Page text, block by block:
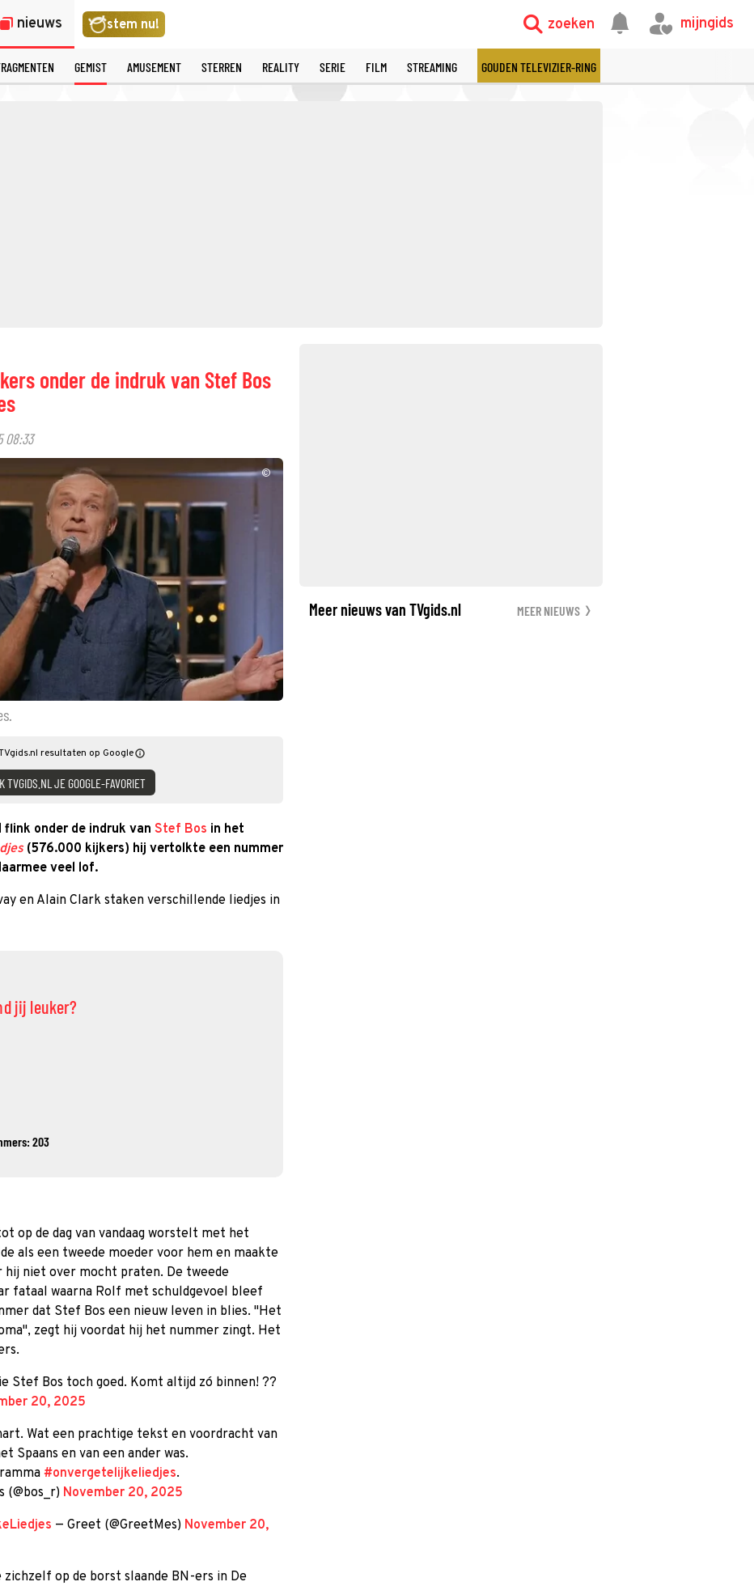
nieuws stem nu! zoeken mijngids
GEMIST AMUSEMENT STERREN REALITY SERIE FILM STREAMING GOUDEN TELEVIZIER-RING
onder de indruk van Stef Bos
08:33
©
resultaten op Google
TVGIDS.NL JE GOOGLE-FAVORIET
onder de indruk van Stef Bos in het
(576.000 kijkers) hij vertolkte een nummer
veel lof.
en Alain Clark staken verschillende liedjes in
jij leuker?
203
op de dag van vandaag worstelt met het
als een tweede moeder voor hem en maakte
niet over mocht praten. De tweede
fataal waarna Rolf met schuldgevoel bleef
dat Stef Bos een nieuw leven in blies. "Het
zegt hij voordat hij het nummer zingt. Het
Stef Bos toch goed. Komt altijd zó binnen! ??
20, 2025
Wat een prachtige tekst en voordracht van
Spaans en van een ander was.
#onvergetelijkeliedjes.
(@bos_r) November 20, 2025
— Greet (@GreetMes) November 20,
op de borst slaande BN-ers in De
Meer nieuws van TVgids.nl MEER NIEUWS